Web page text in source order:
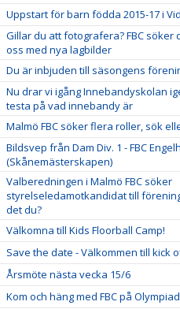
Uppstart för barn födda 2015-17 i
Gillar du att fotografera? FBC söker
oss med nya lagbilder
Du är inbjuden till säsongens
Nu drar vi igång Innebandyskolan
testa på vad innebandy är
Malmö FBC söker flera roller, sök
Bildsvep från Dam Div. 1 - FBC
(Skånemästerskapen)
Valberedningen i Malmö FBC söker
styrelseledamotkandidat till
det du?
Välkomna till Kids Floorball Camp!
Save the date - Välkommen till kick
Årsmöte nästa vecka 15/6
Kom och häng med FBC på